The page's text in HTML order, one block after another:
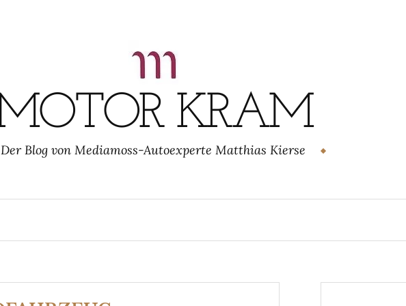
KRAM
Der Blog von Mediamoss-Autoexperte Matthias Kierse